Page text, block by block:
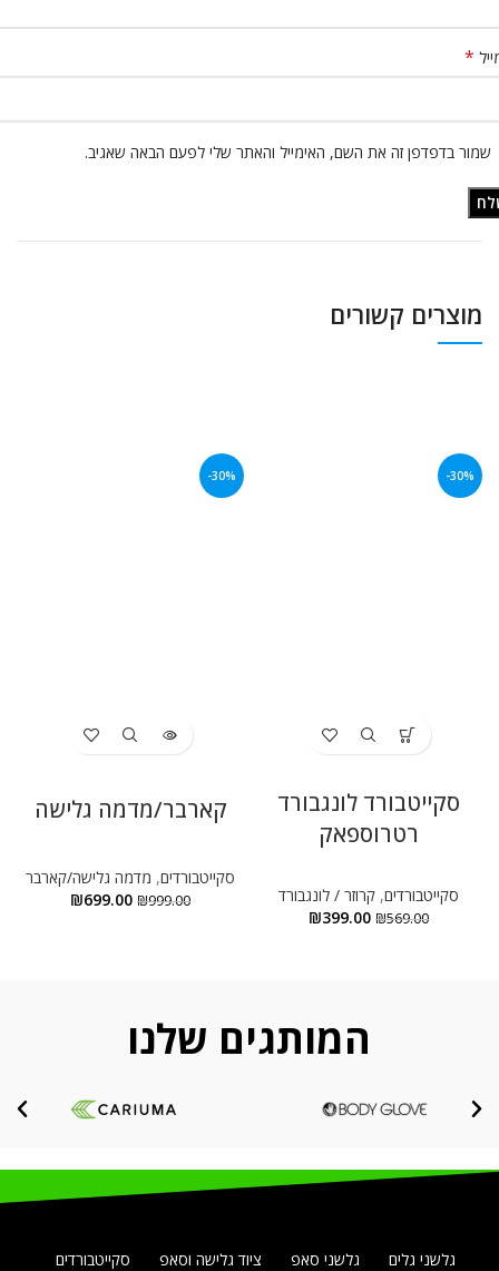
*
שמור בדפדפן זה את השם, האימייל והאתר שלי לפעם הבאה שאגיב.
מוצרים קשורים
-30%
סקייטבורד לונגבורד
רטרוספאק
סקייטבורדים, קרוזר / לונגבורד
₪569.00
₪399.00
-30%
קארבר/מדמה גלישה
סקייטבורדים, מדמה גלישה/קארבר
₪999.00
₪699.00
המותגים שלנו
גלשני גלים גלשני סאפ ציוד גלישה וסאפ סקייטבורדים